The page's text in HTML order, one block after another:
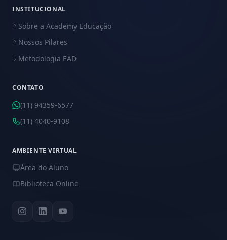
INSTITUCIONAL
Sobre a Academy Educação
Nossos Pilares
Metodologia EAD
CONTATO
(11) 94359-6577
(11) 4040-9108
AMBIENTE VIRTUAL
Área do Aluno
Biblioteca Online